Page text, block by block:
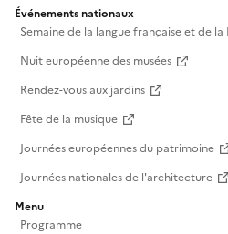
Événements nationaux
Semaine de la langue française et de
Nuit européenne des musées
Rendez-vous aux jardins
Fête de la musique
Journées européennes du patrimoine
Journées nationales de l'architecture
Menu
Programme